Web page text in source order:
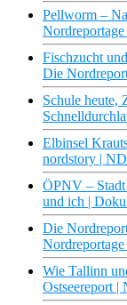
Pellworm –
Fischzucht
Die
Schule heute,
Elbinsel
nordstory |
ÖPNV –
und ich |
Die
Wie Tallinn
Ostseereport